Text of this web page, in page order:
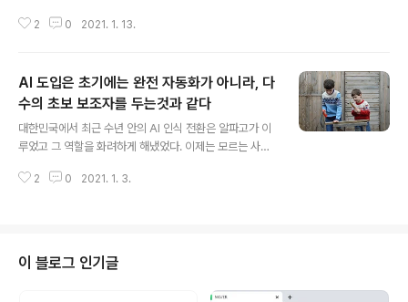
base와 다르게 데이터 관리 및 재학습, 모호함의 오버헤
기 때문이다. 그리고 단언하겐데 이미 많은 회사들이 벌써
등 과거에도 AI프로젝트와 유사한 성격의 프로젝트가 있었
을 것이다. 이렇듯 AI 프로젝트 외주는 생각보다 흔하게 진
행되어 왔으며 앞으로 진행될 일이다. 그런데 어떻게 접근
하면 좋을까? 맨 먼저 가장 중요한 것은 두 가지라고 생각
한다. 바로 지속 가능하도록 하는 것과 그 지속 가능함이 비
즈니스 가치를 지녀야 한다는 것이다. 이러한 기준 하에 모
2 0 2021. 1. 13.
AI 도입은 초기에는 완전 자동화가 아니라, 다
수의 초보 보조자를 두는것과 같다
대한민국에서 최근 수년 안의 AI 인식 전환은 알파고가 이
루었고 그 역할을 화려하게 해냈었다. 이제는 모르는 사람
다 바둑을 더 잘하는 AI로서 당당하게 등장한 것이다. 알파
준 이벤트였다. 그러나 이 알파고의 부작용도 만만치 않는
데, 바로 AI에 대한 여러가지 환상이다. 바로 머신러닝이 기
술이 기업에 적용되었을 때 곧바로 완전 자동화를 꿈꾸는
2 0 2021. 1. 3.
이 블로그 인기글